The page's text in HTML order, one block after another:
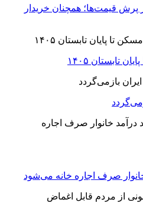
قیمت‌ها؛ همچنان خریدار
تابستان ۱۴۰۵